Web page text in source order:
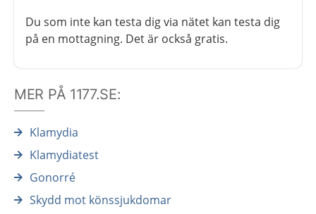
Du som inte kan testa dig via nätet kan testa dig
på en mottagning. Det är också gratis.
MER PÅ 1177.SE:
Klamydia
Klamydiatest
Gonorré
Skydd mot könssjukdomar